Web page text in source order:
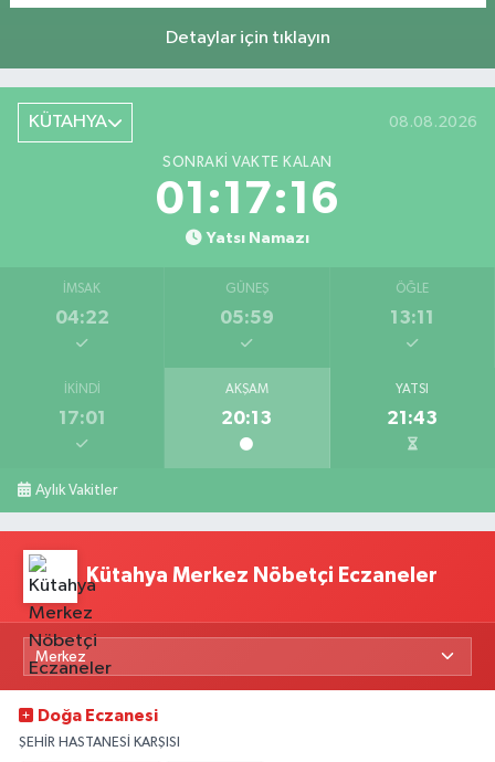
Detaylar için tıklayın
KÜTAHYA 08.08.2026
SONRAKI VAKTE KALAN
01:17:15
Yatsı Namazı
İMSAK
04:22
GÜNEŞ
05:59
ÖĞLE
13:11
İKINDI
17:01
AKŞAM
20:13
YATSI
21:43
Aylık Vakitler
Kütahya Merkez Nöbetçi Eczaneler
Doğa Eczanesi
ŞEHİR HASTANESİ KARŞISI